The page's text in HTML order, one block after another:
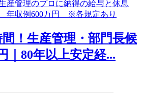
！生産管理・部門長候
｜80年以上安定経...